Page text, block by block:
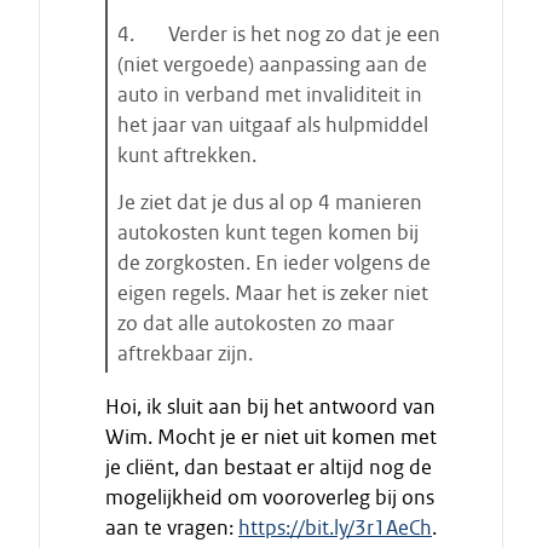
4. Verder is het nog zo dat je een
(niet vergoede) aanpassing aan de
auto in verband met invaliditeit in
het jaar van uitgaaf als hulpmiddel
kunt aftrekken.
Je ziet dat je dus al op 4 manieren
autokosten kunt tegen komen bij
de zorgkosten. En ieder volgens de
eigen regels. Maar het is zeker niet
zo dat alle autokosten zo maar
aftrekbaar zijn.
i
n
d
e
c
Hoi, ik sluit aan bij het antwoord van
Wim. Mocht je er niet uit komen met
je cliënt, dan bestaat er altijd nog de
mogelijkheid om vooroverleg bij ons
aan te vragen: https://bit.ly/3r1AeCh.